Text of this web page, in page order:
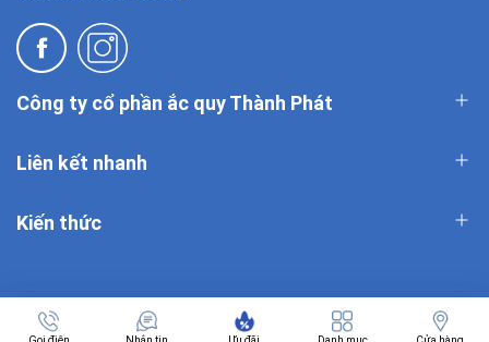
Công ty cổ phần ắc quy Thành Phát
Liên kết nhanh
Kiến thức